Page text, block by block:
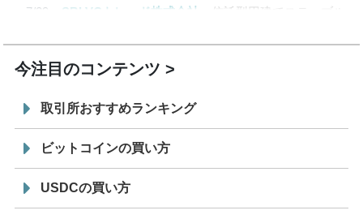
7/29
SBI VCトレード株式会社
信託型円建てステーブル
今注目のコンテンツ
取引所おすすめランキング
ビットコインの買い方
USDCの買い方